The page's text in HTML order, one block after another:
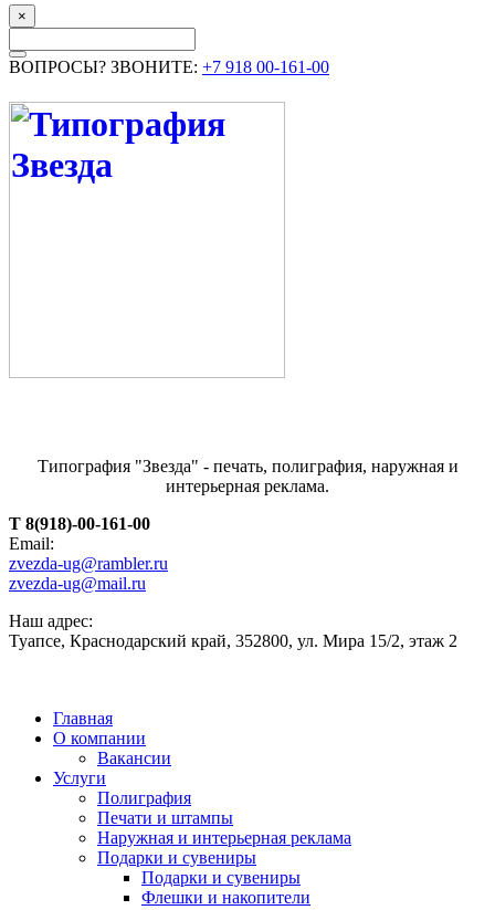
×
ВОПРОСЫ? ЗВОНИТЕ: +7 918 00-161-00
Типография "Звезда" - печать, полиграфия, наружная и
интерьерная реклама.
T 8(918)-00-161-00
Email:
zvezda-ug@rambler.ru
zvezda-ug@mail.ru
Наш адрес:
Туапсе, Краснодарский край, 352800, ул. Мира 15/2, этаж 2
Главная
О компании
Вакансии
Услуги
Полиграфия
Печати и штампы
Наружная и интерьерная реклама
Подарки и сувениры
Подарки и сувениры
Флешки и накопители